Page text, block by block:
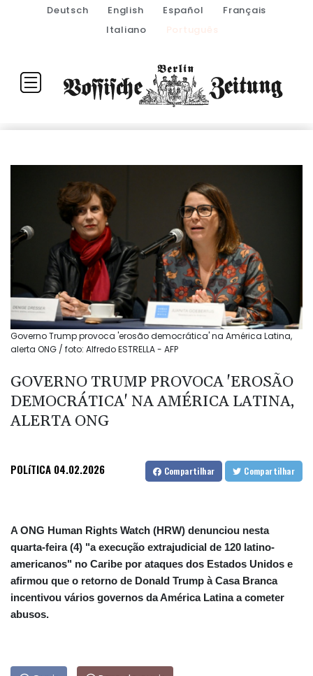
Deutsch English Español
Français
Italiano
Português
Governo Trump provoca 'erosão democrática' na América Latina,
alerta ONG / foto: Alfredo ESTRELLA - AFP
GOVERNO TRUMP PROVOCA 'EROSÃO
DEMOCRÁTICA' NA AMÉRICA LATINA,
ALERTA ONG
POLíTICA 04.02.2026 Compartilhar Compartilhar
A ONG Human Rights Watch (HRW) denunciou nesta
quarta-feira (4) "a execução extrajudicial de 120 latino-
americanos" no Caribe por ataques dos Estados Unidos e
afirmou que o retorno de Donald Trump à Casa Branca
incentivou vários governos da América Latina a cometer
abusos.